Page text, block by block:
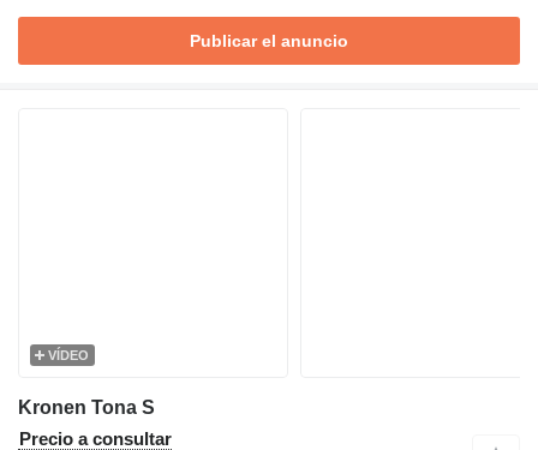
Publicar el anuncio
VÍDEO
Kronen Tona S
Precio a consultar